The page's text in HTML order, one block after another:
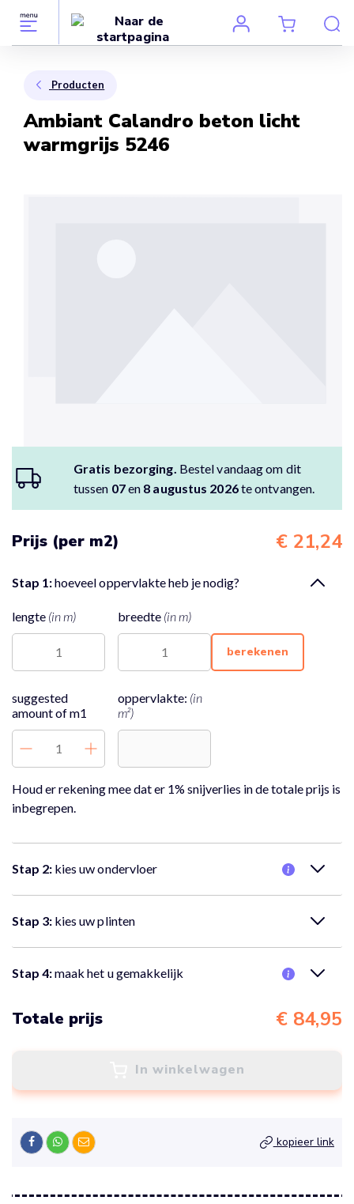
Producten
Ambiant Calandro beton licht
warmgrijs 5246
Gratis bezorging. Bestel vandaag om dit
tussen 07en 8 augustus 2026te ontvangen.
Prijs (per m2) € 21,24
Stap 1:hoeveel oppervlakte heb je nodig?
lengte (in m) breedte (in m)
berekenen
suggested
amount of m1
oppervlakte: (in
m²)
Houd er rekening mee dat er 1% snijverlies in de totale prijs is
inbegrepen.
Stap 2: kies uw ondervloer
Stap 3: kies uw plinten
Stap 4:maak het u gemakkelijk
Totale prijs € 84,95
In winkelwagen
kopieer link